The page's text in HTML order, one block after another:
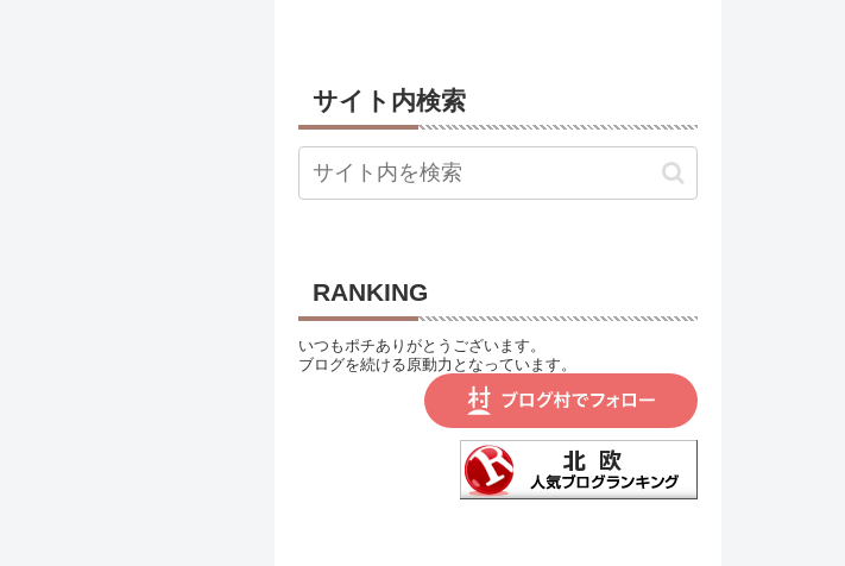
サイト内検索
RANKING
いつもポチありがとうございます。
ブログを続ける原動力となっています。